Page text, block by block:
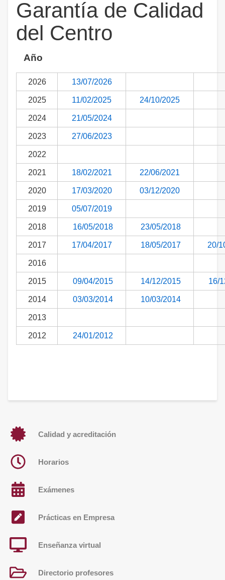
Garantía de Calidad
del Centro
Año
2026 13/07/2026
2025 11/02/2025 24/10/2025
2024 21/05/2024
2023 27/06/2023
2022
2021 18/02/2021 22/06/2021
2020 17/03/2020 03/12/2020
2019 05/07/2019
2018 16/05/2018 23/05/2018
2017 17/04/2017 18/05/2017 20/
2016
2015 09/04/2015 14/12/2015 16/
2014 03/03/2014 10/03/2014
2013
2012 24/01/2012
Calidad y acreditación
Horarios
Exámenes
Prácticas en Empresa
Enseñanza virtual
Directorio profesores